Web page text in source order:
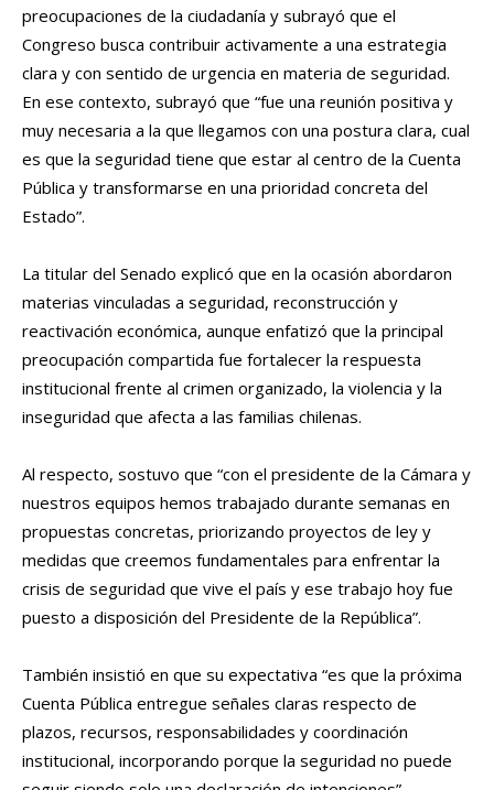
preocupaciones de la ciudadanía y subrayó que el
Congreso busca contribuir activamente a una estrategia
clara y con sentido de urgencia en materia de seguridad.
En ese contexto, subrayó que “fue una reunión positiva y
muy necesaria a la que llegamos con una postura clara, cual
es que la seguridad tiene que estar al centro de la Cuenta
Pública y transformarse en una prioridad concreta del
Estado”.
La titular del Senado explicó que en la ocasión abordaron
materias vinculadas a seguridad, reconstrucción y
reactivación económica, aunque enfatizó que la principal
preocupación compartida fue fortalecer la respuesta
institucional frente al crimen organizado, la violencia y la
inseguridad que afecta a las familias chilenas.
Al respecto, sostuvo que “con el presidente de la Cámara y
nuestros equipos hemos trabajado durante semanas en
propuestas concretas, priorizando proyectos de ley y
medidas que creemos fundamentales para enfrentar la
crisis de seguridad que vive el país y ese trabajo hoy fue
puesto a disposición del Presidente de la República”.
También insistió en que su expectativa “es que la próxima
Cuenta Pública entregue señales claras respecto de
plazos, recursos, responsabilidades y coordinación
institucional, incorporando porque la seguridad no puede